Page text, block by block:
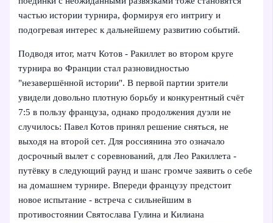
частью истории турнира, формируя его интригу и
подогревая интерес к дальнейшему развитию событий.
Подводя итог, матч Котов - Ракиллет во втором круге
турнира во Франции стал разновидностью
"незавершённой истории". В первой партии зрители
увидели довольно плотную борьбу и конкурентный счёт
7:5 в пользу француза, однако продолжения дуэли не
случилось: Павел Котов принял решение сняться, не
выходя на второй сет. Для россиянина это означало
досрочный вылет с соревнований, для Лео Ракиллета -
путёвку в следующий раунд и шанс громче заявить о себе
на домашнем турнире. Впереди французу предстоит
новое испытание - встреча с сильнейшим в
противостоянии Святослава Гулина и Килиана